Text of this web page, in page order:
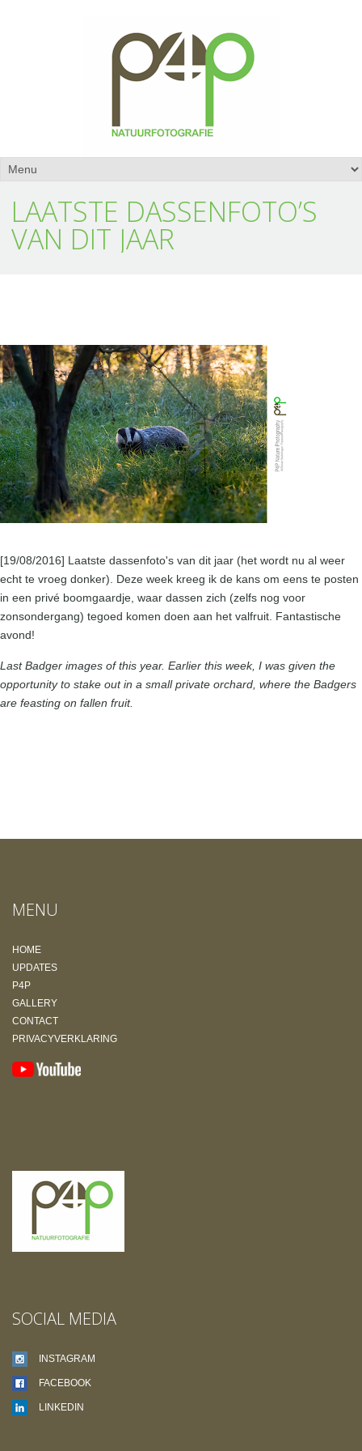
LAATSTE DASSENFOTO’S
VAN DIT JAAR
[19/08/2016] Laatste dassenfoto's van dit jaar (het wordt nu al weer
echt te vroeg donker). Deze week kreeg ik de kans om eens te posten
in een privé boomgaardje, waar dassen zich (zelfs nog voor
zonsondergang) tegoed komen doen aan het valfruit. Fantastische
avond!
Last Badger images of this year. Earlier this week, I was given the
opportunity to stake out in a small private orchard, where the Badgers
are feasting on fallen fruit.
MENU
HOME
UPDATES
P4P
GALLERY
CONTACT
PRIVACYVERKLARING
SOCIAL MEDIA
INSTAGRAM
FACEBOOK
LINKEDIN